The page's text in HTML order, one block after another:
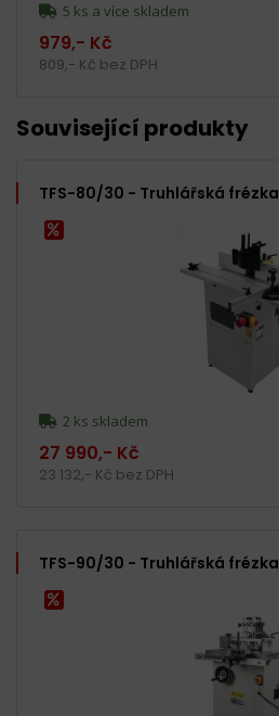
5 ks a více skladem
979,- Kč
809,- Kč bez DPH
Související produkty
TFS-80/30 - Truhlářská frézka
2 ks skladem
27 990,- Kč
23 132,- Kč bez DPH
TFS-90/30 - Truhlářská frézka